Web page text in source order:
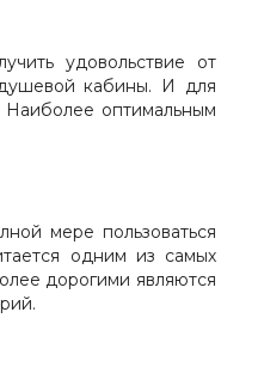
удовольствие от
кабины. И для
Наиболее оптимальным
мере пользоваться
одним из самых
дорогими являются